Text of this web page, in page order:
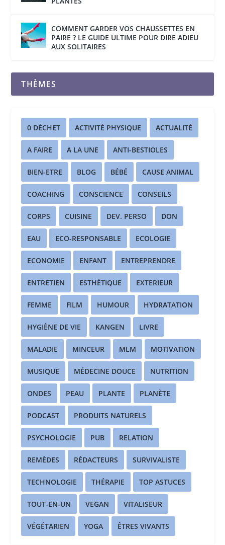
COMMENT GARDER VOS CHAUSSETTES EN
PAIRE ? LE GUIDE ULTIME POUR DIRE ADIEU
AUX SOLITAIRES
THÈMES
0 DÉCHET ACTIVITÉ PHYSIQUE ACTUALITÉ
A FAIRE A LA UNE ANTI-BESTIOLES
BIEN-ETRE BLOG BÉBÉ CAUSE ANIMAL
COACHING CONSCIENCE CONSEILS
CORPS CUISINE DEV. PERSO DON
EAU ECO-RESPONSABLE ECOLOGIE
ECONOMIE ENFANT ENTREPRENDRE
ENTRETIEN ESTHÉTIQUE EXTERIEUR
FEMME FILM HUMOUR HYDRATATION
HYGIÈNE DE VIE KANGEN LIVRE
MALADIE MINCEUR MLM MOTIVATION
MUSIQUE MÉDECINE DOUCE NUTRITION
ONDES PEAU PLANTE PLANÈTE
PODCAST PRODUITS NATURELS
PSYCHOLOGIE PUB RELATION
REMÈDES RÉDACTEURS SURVIVALISTE
TECHNOLOGIE THÉRAPIE TOP ASTUCES
TOUT-EN-UN VEGAN VITALISEUR
VÉGÉTARIEN YOGA ÊTRES VIVANTS